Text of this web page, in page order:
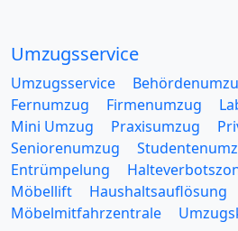
Umzugsservice
Umzugsservice
Fernumzug
Firmenumzug
Mini Umzug
Praxisumzug
Seniorenumzug
Entrümpelung
Möbellift
Haushaltsauflösung
Möbelmitfahrzentrale